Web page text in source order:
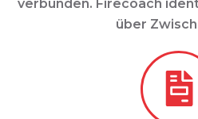
verbunden. Firecoach
über